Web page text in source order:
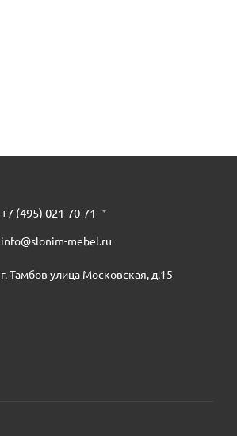
+7 (495) 021-70-71
info@slonim-mebel.ru
г. Тамбов улица Московская, д.15